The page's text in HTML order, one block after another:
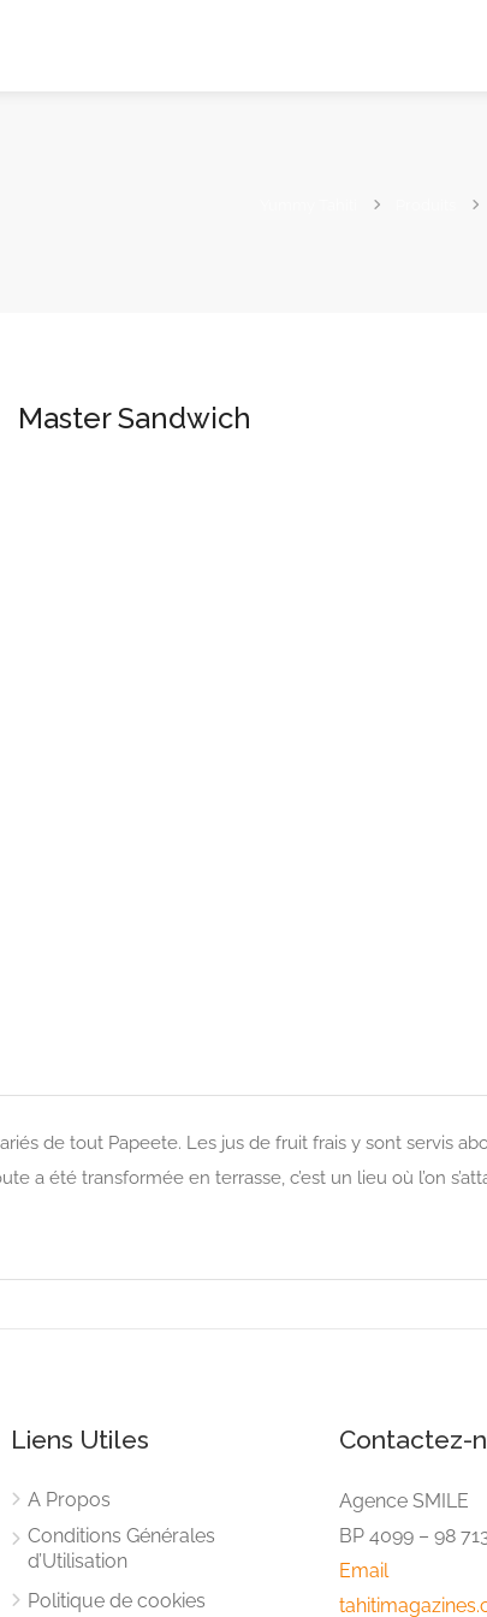
Master Sandwich
de tout Papeete. Les jus de fruit frais y sont servis
a été transformée en terrasse, c’est un lieu où l’on
Liens Utiles
A Propos
Conditions Générales
d’Utilisation
Politique de cookies
Contactez-
Agence SMILE
BP 4099 – 98
Email